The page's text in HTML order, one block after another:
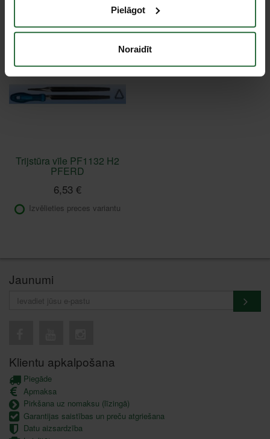
Pielāgot
Noraidīt
Trijstūra vīle PF1132 H2
PFERD
6,53 €
Izvēlieties preces variantu
Jaunumi
Klientu apkalpošana
Piegāde
Apmaksa
Pirkšana uz nomaksu (līzingā)
Garantijas saistības un preču atgriešana
Datu aizsardzība